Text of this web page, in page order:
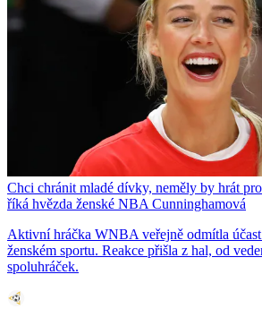
Chci chránit mladé dívky, neměly by hrát
říká hvězda ženské NBA Cunninghamová
Aktivní hráčka WNBA veřejně odmítla účast
ženském sportu. Reakce přišla z hal, od
spoluhráček.